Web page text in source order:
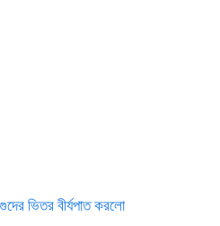
ভিতর বীর্যপাত করলো